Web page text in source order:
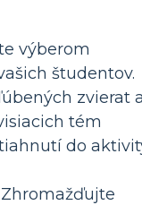
výberom
študentov.
zvierat
tém
do
Zhromažďujte